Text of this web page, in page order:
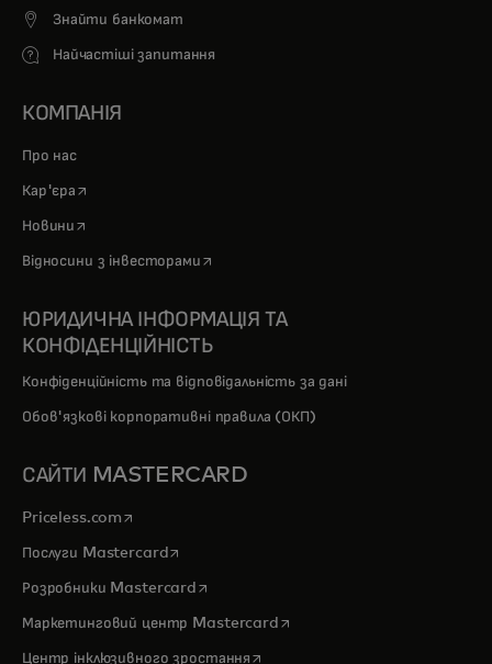
Знайти банкомат
Найчастіші запитання
КОМПАНІЯ
Про нас
Кар'єра opens in a new tab
Новини opens in a new tab
Відносини з інвесторамиopens in a new tab
ЮРИДИЧНА ІНФОРМАЦІЯ ТА
КОНФІДЕНЦІЙНІСТЬ
Конфіденційність та відповідальність за дані
Обов'язкові корпоративні правила (ОКП)
САЙТИ MASTERCARD
Priceless.com opens in a new tab
Послуги Mastercardopens in a new tab
Розробники Mastercard opens in a new tab
Маркетинговий центр Mastercardopens in a new tab
Центр інклюзивного зростання opens in a new tab